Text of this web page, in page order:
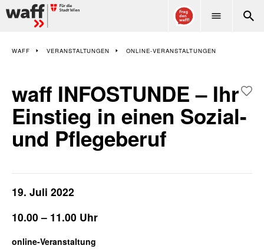
WAFF VERANSTALTUNGEN ONLINE-VERANSTALTUNGEN
waff INFOSTUNDE – Ihr
Einstieg in einen Sozial-
und Pflegeberuf
19. Juli 2022
10.00 – 11.00 Uhr
online-Veranstaltung